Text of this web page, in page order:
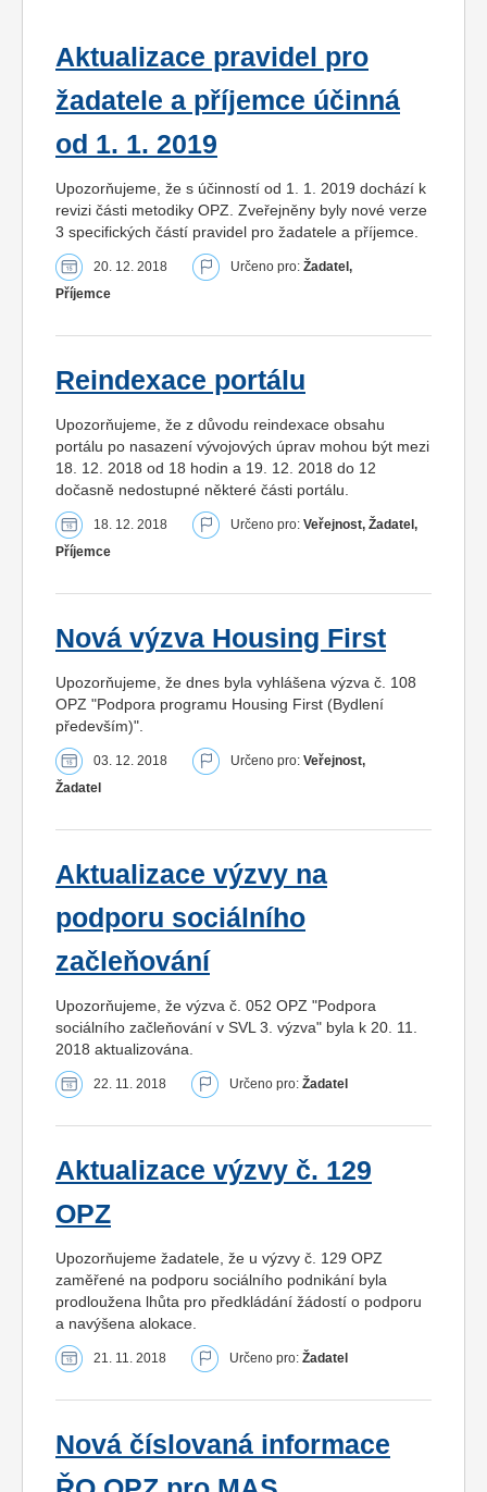
Aktualizace pravidel pro
žadatele a příjemce účinná
od 1. 1. 2019
Upozorňujeme, že s účinností od 1. 1. 2019 dochází k
revizi části metodiky OPZ. Zveřejněny byly nové verze
3 specifických částí pravidel pro žadatele a příjemce.
20. 12. 2018 Určeno pro: Žadatel,
Příjemce
Reindexace portálu
Upozorňujeme, že z důvodu reindexace obsahu
portálu po nasazení vývojových úprav mohou být mezi
18. 12. 2018 od 18 hodin a 19. 12. 2018 do 12
dočasně nedostupné některé části portálu.
18. 12. 2018 Určeno pro: Veřejnost, Žadatel,
Příjemce
Nová výzva Housing First
Upozorňujeme, že dnes byla vyhlášena výzva č. 108
OPZ "Podpora programu Housing First (Bydlení
především)".
03. 12. 2018 Určeno pro: Veřejnost,
Žadatel
Aktualizace výzvy na
podporu sociálního
začleňování
Upozorňujeme, že výzva č. 052 OPZ "Podpora
sociálního začleňování v SVL 3. výzva" byla k 20. 11.
2018 aktualizována.
22. 11. 2018 Určeno pro: Žadatel
Aktualizace výzvy č. 129
OPZ
Upozorňujeme žadatele, že u výzvy č. 129 OPZ
zaměřené na podporu sociálního podnikání byla
prodloužena lhůta pro předkládání žádostí o podporu
a navýšena alokace.
21. 11. 2018 Určeno pro: Žadatel
Nová číslovaná informace